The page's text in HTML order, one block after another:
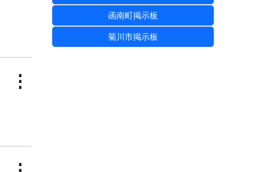
⋮
函南町掲示板
菊川市掲示板